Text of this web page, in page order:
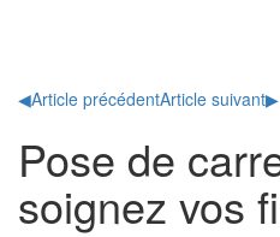
◀Article précédentArticle suivant▶
Pose de
soignez vos